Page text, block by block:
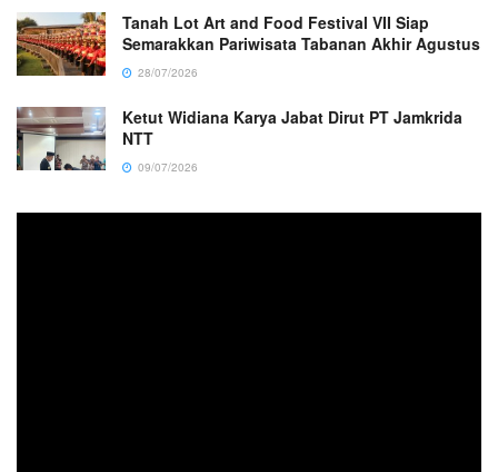
Tanah Lot Art and Food Festival VII Siap
Semarakkan Pariwisata Tabanan Akhir Agustus
28/07/2026
Ketut Widiana Karya Jabat Dirut PT Jamkrida
NTT
09/07/2026